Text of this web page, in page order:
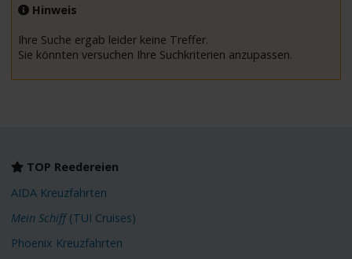
Hinweis
Ihre Suche ergab leider keine Treffer.
Sie könnten versuchen Ihre Suchkriterien anzupassen.
TOP Reedereien
AIDA Kreuzfahrten
Mein Schiff(TUI Cruises)
Phoenix Kreuzfahrten